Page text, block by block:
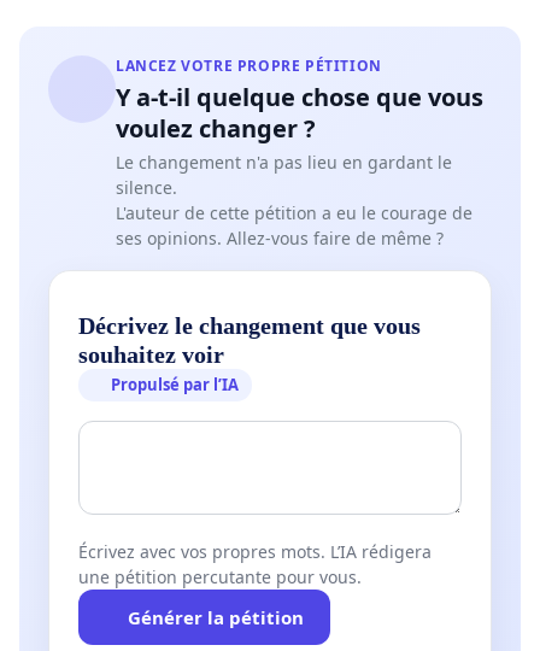
LANCEZ VOTRE PROPRE PÉTITION
Y a-t-il quelque chose que vous
voulez changer ?
Le changement n'a pas lieu en gardant le
silence.
L'auteur de cette pétition a eu le courage de
ses opinions. Allez-vous faire de même ?
Décrivez le changement que vous
souhaitez voir
Propulsé par l’IA
Écrivez avec vos propres mots. L’IA rédigera
une pétition percutante pour vous.
Générer la pétition